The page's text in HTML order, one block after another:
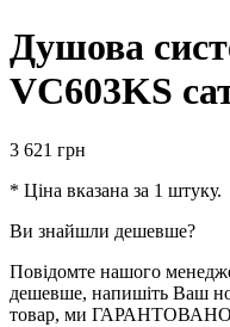
Душова
VC603KS
3 621 грн
* Ціна вказана за 1 штуку.
Ви знайшли дешевше?
Повідомте нашого
дешевше, напишіть Ваш
товар, ми ГАРАНТОВАНО